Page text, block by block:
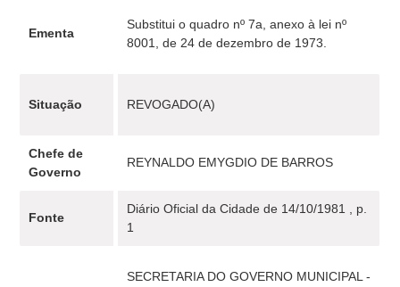
Ementa
Substitui o quadro nº 7a, anexo à lei nº
8001, de 24 de dezembro de 1973.
Situação REVOGADO(A)
Chefe de
Governo
REYNALDO EMYGDIO DE BARROS
Fonte
Diário Oficial da Cidade de 14/10/1981 , p.
1
SECRETARIA DO GOVERNO MUNICIPAL -